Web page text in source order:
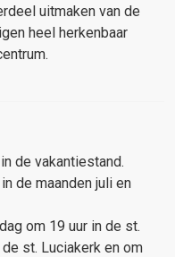
uitmaken van de
heel herkenbaar
de vakantiestand.
de maanden juli en
om 19 uur in de st.
st. Luciakerk en om